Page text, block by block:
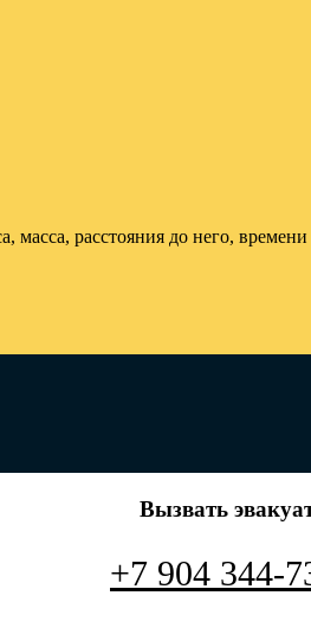
масса, расстояния до него,
Вызвать
+7 904 344-